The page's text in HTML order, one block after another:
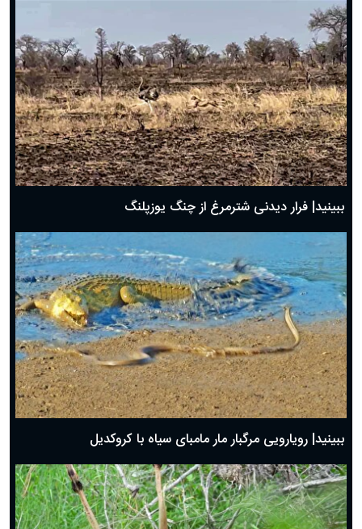
ببینید| فرار دیدنی شترمرغ از چنگ یوزپلنگ
ببینید| رویارویی مرگبار مار مامبای سیاه با کروکدیل